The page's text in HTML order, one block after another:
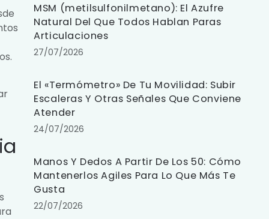
MSM (metilsulfonilmetano): El Azufre
Natural Del Que Todos Hablan Paras
Articulaciones
27/07/2026
El «Termómetro» De Tu Movilidad: Subir
Escaleras Y Otras Señales Que Conviene
Atender
24/07/2026
Manos Y Dedos A Partir De Los 50: Cómo
Mantenerlos Agiles Para Lo Que Más Te
Gusta
22/07/2026